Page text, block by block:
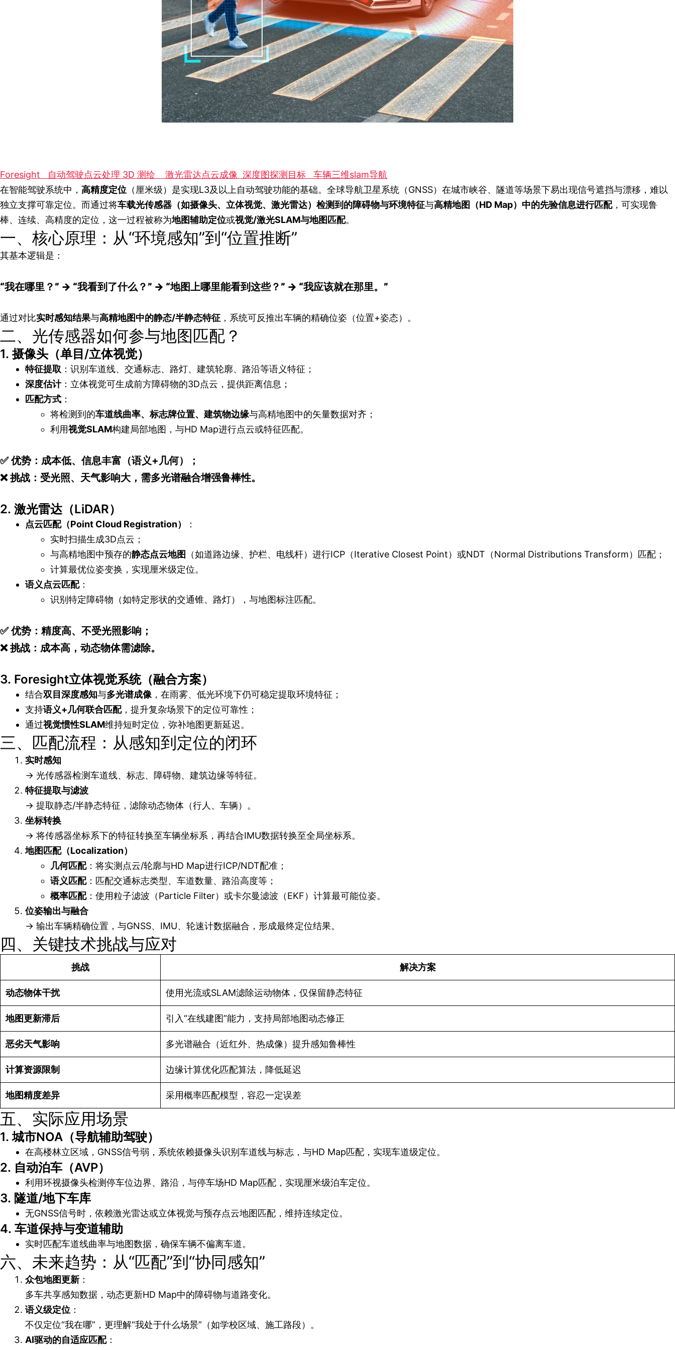
Foresight 自动驾驶点云处理 3D 测绘 激光雷达点云成像 深度图探测目标
车辆三维slam导航
在智能驾驶系统中， 高精度定位 （厘米级）是实现L3及以上自动驾驶功能的基础。全球导航卫星系统（GNSS）在城市峡谷、隧道等场景下易出现信号遮挡与漂移，难以
独立支撑可靠定位。而通过将车载光传感器（如摄像头、立体视觉、激光雷达）检测到的障碍物与环境特征与高精地图（HD Map）中的先验信息进行匹配，可实现鲁
棒、连续、高精度的定位，这一过程被称为地图辅助定位或视觉/激光SLAM与地图匹配。
一、核心原理：从“环境感知”到“位置推断”
其基本逻辑是：
“我在哪里？” → “我看到了什么？” → “地图上哪里能看到这些？” → “我应该就在那里。”
通过对比实时感知结果与高精地图中的静态/半静态特征 ，系统可反推出车辆的精确位姿（位置+姿态）。
二、光传感器如何参与地图匹配？
1.摄像头（单目/立体视觉）
特征提取 ：识别车道线、交通标志、路灯、建筑轮廓、路沿等语义特征；
深度估计：立体视觉可生成前方障碍物的3D点云，提供距离信息；
匹配方式 ：
将检测到的车道线曲率、标志牌位置、建筑物边缘与高精地图中的矢量数据对齐；
利用视觉SLAM构建局部地图，与HD Map进行点云或特征匹配。
✅优势 ：成本低、信息丰富（语义+几何）；
❌挑战 ：受光照、天气影响大，需多光谱融合增强鲁棒性。
2. 激光雷达（LiDAR）
点云匹配（Point Cloud Registration）
：
实时扫描生成3D点云；
与高精地图中预存的静态点云地图
（如道路边缘、护栏、电线杆）进行ICP（Iterative Closest Point）或NDT（Normal Distributions Transform）匹配；
计算最优位姿变换，实现厘米级定位。
语义点云匹配：
识别特定障碍物（如特定形状的交通锥、路灯），与地图标注匹配。
✅优势 ：精度高、不受光照影响；
❌挑战 ：成本高，动态物体需滤除。
3. Foresight立体视觉系统（融合方案）
结合双目深度感知与多光谱成像 ，在雨雾、低光环境下仍可稳定提取环境特征；
支持语义+几何联合匹配，提升复杂场景下的定位可靠性；
通过视觉惯性SLAM维持短时定位，弥补地图更新延迟。
三、匹配流程：从感知到定位的闭环
实时感知
→ 光传感器检测车道线、标志、障碍物、建筑边缘等特征。
特征提取与滤波
→ 提取静态/半静态特征，滤除动态物体（行人、车辆）。
坐标转换
→ 将传感器坐标系下的特征转换至车辆坐标系，再结合IMU数据转换至全局坐标系。
地图匹配（Localization）
几何匹配：将实测点云/轮廓与HD Map进行ICP/NDT配准；
语义匹配：匹配交通标志类型、车道数量、路沿高度等；
概率匹配：使用粒子滤波（Particle Filter）或卡尔曼滤波（EKF）计算最可能位姿。
位姿输出与融合
→ 输出车辆精确位置，与GNSS、IMU、轮速计数据融合，形成最终定位结果。
四、关键技术挑战与应对
挑战 解决方案
动态物体干扰 使用光流或SLAM滤除运动物体，仅保留静态特征
地图更新滞后 引入“在线建图”能力，支持局部地图动态修正
恶劣天气影响 多光谱融合（近红外、热成像）提升感知鲁棒性
计算资源限制 边缘计算优化匹配算法，降低延迟
地图精度差异 采用概率匹配模型，容忍一定误差
五、实际应用场景
1.城市NOA（导航辅助驾驶）
在高楼林立区域，GNSS信号弱，系统依赖摄像头识别车道线与标志，与HD Map匹配，实现车道级定位。
2. 自动泊车（AVP）
利用环视摄像头检测停车位边界、路沿，与停车场HD Map匹配，实现厘米级泊车定位。
3. 隧道/地下车库
无GNSS信号时，依赖激光雷达或立体视觉与预存点云地图匹配，维持连续定位。
4. 车道保持与变道辅助
实时匹配车道线曲率与地图数据，确保车辆不偏离车道。
六、未来趋势：从“匹配”到“协同感知”
众包地图更新 ：
多车共享感知数据，动态更新HD Map中的障碍物与道路变化。
语义级定位 ：
不仅定位“我在哪”，更理解“我处于什么场景”（如学校区域、施工路段）。
AI驱动的自适应匹配：